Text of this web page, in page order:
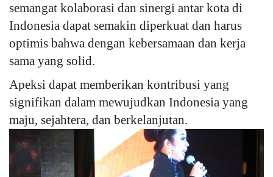
semangat kolaborasi dan sinergi antar kota di
Indonesia dapat semakin diperkuat dan harus
optimis bahwa dengan kebersamaan dan kerja
sama yang solid.
Apeksi dapat memberikan kontribusi yang
signifikan dalam mewujudkan Indonesia yang
maju, sejahtera, dan berkelanjutan.